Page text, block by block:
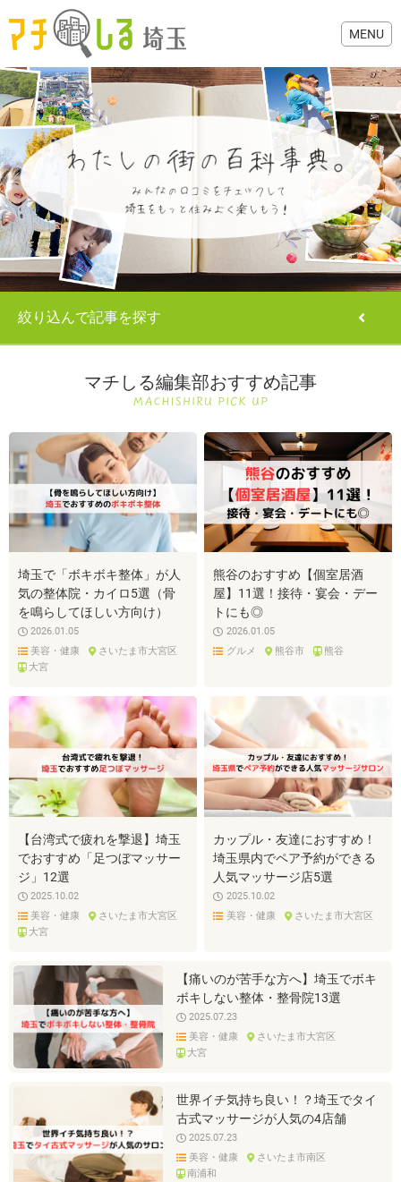
グルメ
美容・健康
歯医者・病院
おでかけ
絞り込んで記事を探す
記事を探す
マチしる編集部おすすめ記事
埼玉で「ボキボキ整体」が人
気の整体院・カイロ5選（骨
を鳴らしてほしい方向け）
2026.01.05
美容・健康
さいたま市大宮区
大宮
熊谷のおすすめ【個室居酒
屋】11選！接待・宴会・デー
トにも◎
2026.01.05
グルメ
熊谷市 熊谷
【台湾式で疲れを撃退】埼玉
でおすすめ「足つぼマッサー
ジ」12選
2025.10.02
美容・健康
さいたま市大宮区
大宮
カップル・友達におすすめ！
埼玉県内でペア予約ができる
人気マッサージ店5選
2025.10.02
美容・健康
さいたま市大宮区
【痛いのが苦手な方へ】埼玉でボキ
ボキしない整体・整骨院13選
2025.07.23
美容・健康
さいたま市大宮区
大宮
世界イチ気持ち良い！？埼玉でタイ
古式マッサージが人気の4店舗
2025.07.23
美容・健康
さいたま市南区
南浦和